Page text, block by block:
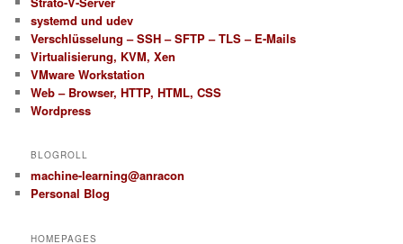
systemd und udev
Verschlüsselung – SSH – SFTP – TLS – E-Mails
Virtualisierung, KVM, Xen
VMware Workstation
Web – Browser, HTTP, HTML, CSS
Wordpress
BLOGROLL
machine-learning@anracon
Personal Blog
HOMEPAGES